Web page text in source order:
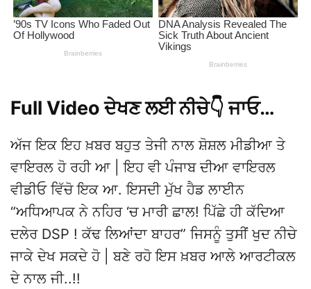
Full Video ਦੇਖਣ ਲਈ ਨੀਚੇ👇 ਜਾਓ…
ਅੱਜ ਇਕ ਇਹ ਖ਼ਬਰ ਬਹੁਤ ਤੇਜੀ ਨਾਲ ਸ਼ੋਸ਼ਲ ਮੀਡੀਆ ਤੇ
ਵਾਇਰਲ ਹੋ ਰਹੀ ਆ | ਇਹ ਵੀ ਪੰਜਾਬ ਦੀਆ ਵਾਇਰਲ
ਵੀਡੀਓ ਵਿੱਚੋ ਇਕ ਆ. ਇਸਦੀ ਮੁੱਖ ਹੈਡ ਲਾਈਨ
“ਅਧਿਆਪਕ ਨੇ ਨਹਿਰ ‘ਚ ਮਾਰੀ ਛਾਲ! ਪਿੱਛੇ ਹੀ ਕੱਦਿਆ
ਦਲੇਰ DSP ! ਕੱਢ ਲਿਆਂਦਾ ਬਾਹਰ” ਜਿਸਨੂੰ ਤੁਸੀਂ ਖੁਦ ਨੀਚੇ
ਜਾਕੇ ਦੇਖ ਸਕਦੇ ਹੋ | ਬਣੇ ਰਹੋ ਇਸ ਖ਼ਬਰ ਆਲੇ ਆਰਟੀਕਲ
ਦੇ ਨਾਲ ਜੀ..!!